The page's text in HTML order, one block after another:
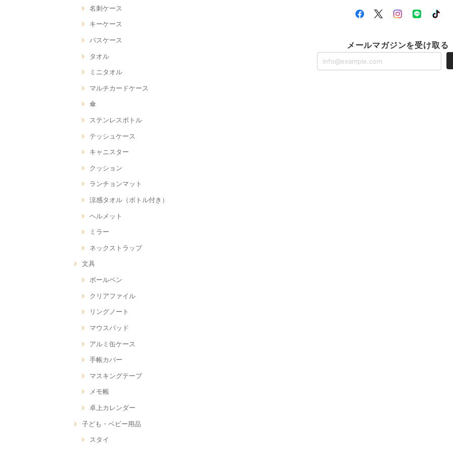
名刺ケース
キーケース
パスケース
タオル
ミニタオル
マルチカードケース
傘
ステンレスボトル
テッシュケース
キャニスター
クッション
ランチョンマット
涼感タオル（ボトル付き）
ヘルメット
ミラー
ネックストラップ
文具
ボールペン
クリアファイル
リングノート
マウスパッド
アルミ缶ケース
手帳カバー
マスキングテープ
メモ帳
卓上カレンダー
子ども・ベビー用品
スタイ
メールマガジンを受け取る